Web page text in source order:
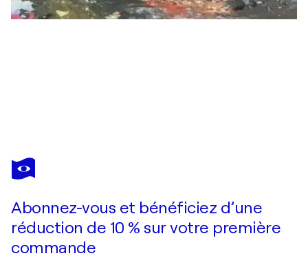
PATRICK CORNÉE
Variations for pop violins
Abonnez-vous et bénéficiez d’une
réduction de 10 % sur votre première
commande